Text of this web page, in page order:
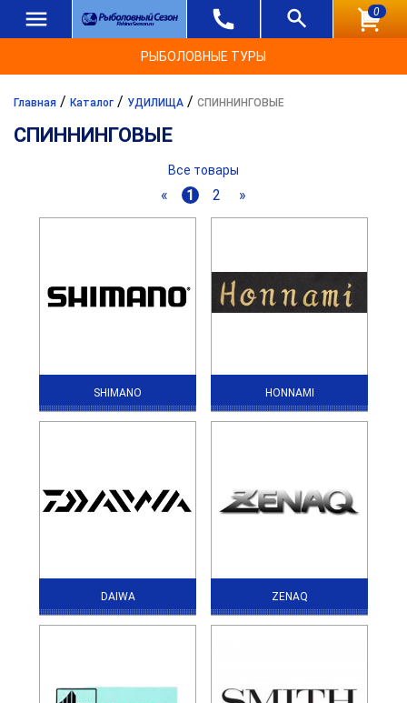
0
РЫБОЛОВНЫЕ ТУРЫ
Главная / Каталог / УДИЛИЩА / СПИННИНГОВЫЕ
СПИННИНГОВЫЕ
Все товары
« 1 2 »
SHIMANO HONNAMI
DAIWA ZENAQ